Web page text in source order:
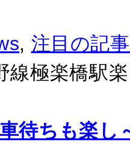
, 注目の記事
線極楽橋駅
待ちも楽し